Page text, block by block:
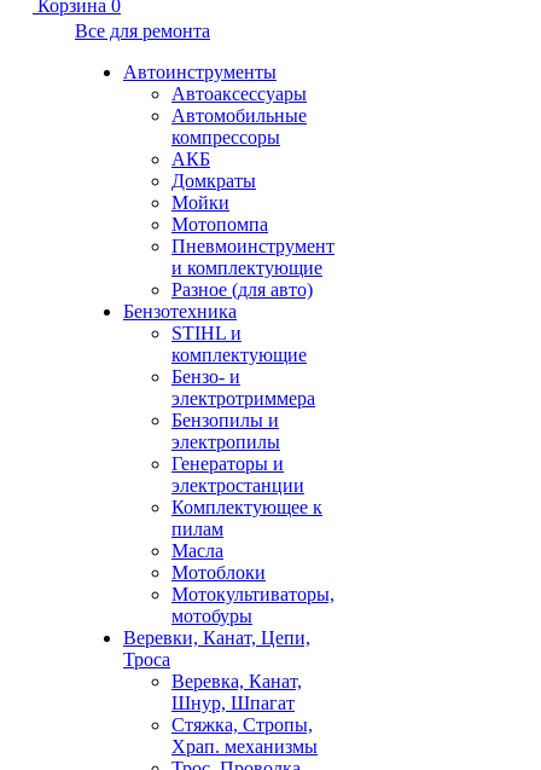
Корзина 0
Все для ремонта
Автоинструменты
Автоаксессуары
Автомобильные
компрессоры
АКБ
Домкраты
Мойки
Мотопомпа
Пневмоинструмент
и комплектующие
Разное (для авто)
Бензотехника
STIHL и
комплектующие
Бензо- и
электротриммера
Бензопилы и
электропилы
Генераторы и
электростанции
Комплектующее к
пилам
Масла
Мотоблоки
Мотокультиваторы,
мотобуры
Веревки, Канат, Цепи,
Троса
Веревка, Канат,
Шнур, Шпагат
Стяжка, Стропы,
Храп. механизмы